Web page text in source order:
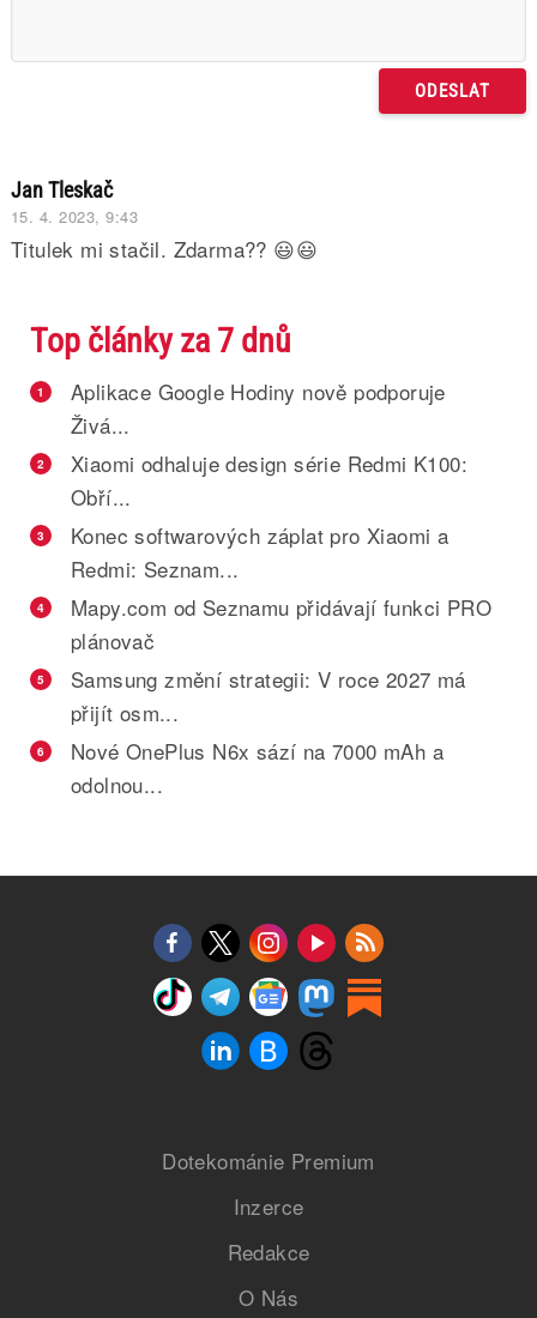
Jan Tleskač
15. 4. 2023, 9:43
Titulek mi stačil. Zdarma?? 😃😃
Top články za 7 dnů
1
Aplikace Google Hodiny nově podporuje
Živá...
2
Xiaomi odhaluje design série Redmi K100:
Obří...
3
Konec softwarových záplat pro Xiaomi a
Redmi: Seznam...
4
Mapy.com od Seznamu přidávají funkci PRO
plánovač
5
Samsung změní strategii: V roce 2027 má
přijít osm...
6
Nové OnePlus N6x sází na 7000 mAh a
odolnou...
Dotekománie Premium
Inzerce
Redakce
O Nás